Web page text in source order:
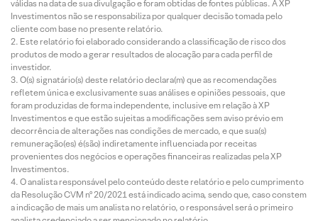
válidas na data de sua divulgação e foram obtidas de fontes públicas. A XP
Investimentos não se responsabiliza por qualquer decisão tomada pelo
cliente com base no presente relatório.
Este relatório foi elaborado considerando a classificação de risco dos
produtos de modo a gerar resultados de alocação para cada perfil de
investidor.
O(s) signatário(s) deste relatório declara(m) que as recomendações
refletem única e exclusivamente suas análises e opiniões pessoais, que
foram produzidas de forma independente, inclusive em relação à XP
Investimentos e que estão sujeitas a modificações sem aviso prévio em
decorrência de alterações nas condições de mercado, e que sua(s)
remuneração(es) é(são) indiretamente influenciada por receitas
provenientes dos negócios e operações financeiras realizadas pela XP
Investimentos.
O analista responsável pelo conteúdo deste relatório e pelo cumprimento
da Resolução CVM nº 20/2021 está indicado acima, sendo que, caso constem
a indicação de mais um analista no relatório, o responsável será o primeiro